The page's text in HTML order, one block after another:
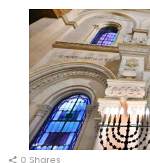
0 Shares